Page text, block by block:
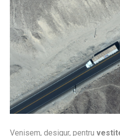
Venisem, desigur, pentru